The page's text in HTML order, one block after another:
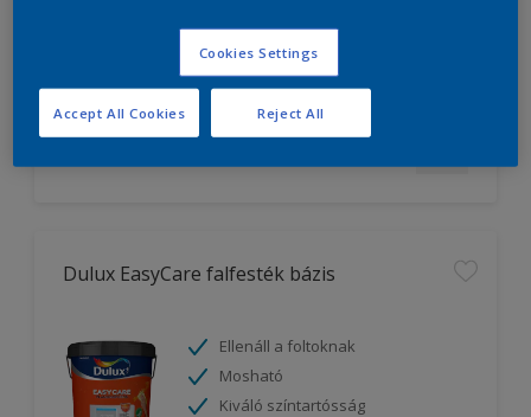
Dulux EasyCare falfesték bázis
Ellenáll a foltoknak
Mosható
Kiváló színtartósság
Cookies Settings
Reject All
Accept All Cookies